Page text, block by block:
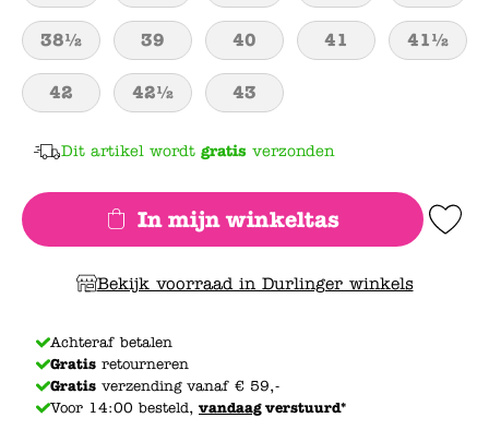
38½ 39 40 41 41½
42 42½ 43
Dit artikel wordt gratis verzonden
In mijn winkeltas Add to
Bekijk voorraad in Durlinger winkels
Achteraf betalen
Gratis retourneren
Gratis verzending vanaf € 59,-
Voor 14:00 besteld, vandaagverstuurd*